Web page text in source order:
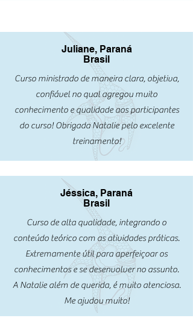
Juliane, Paraná
Brasil
Curso ministrado de maneira clara, objetiva,
confiável no qual agregou muito
conhecimento e qualidade aos participantes
do curso! Obrigada Natalie pelo excelente
treinamento!
Jéssica, Paraná
Brasil
Curso de alta qualidade, integrando o
conteúdo teórico com as atividades práticas.
Extremamente útil para aperfeiçoar os
conhecimentos e se desenvolver no assunto.
A Natalie além de querida, é muito atenciosa.
Me ajudou muito!